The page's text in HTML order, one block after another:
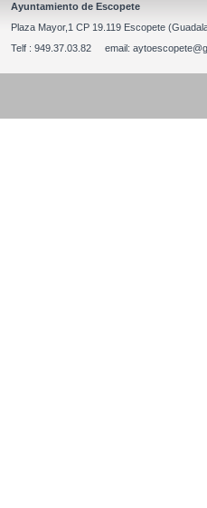
Ayuntamiento de Escopete
Plaza Mayor,1 CP 19.119 Escopete
Telf : 949.37.03.82 email: